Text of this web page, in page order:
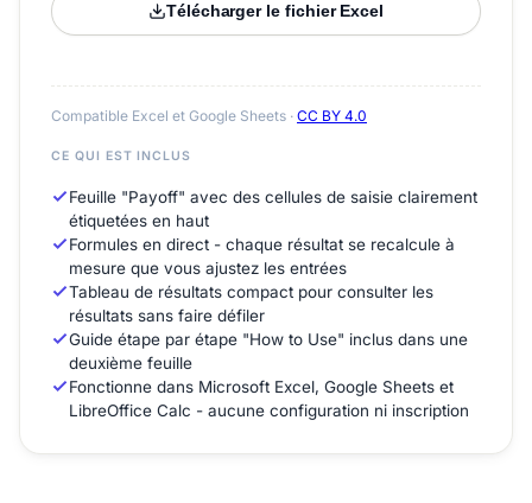
Télécharger le fichier Excel
Compatible Excel et Google Sheets · CC BY 4.0
CE QUI EST INCLUS
Feuille "Payoff" avec des cellules de saisie clairement
étiquetées en haut
Formules en direct - chaque résultat se recalcule à
mesure que vous ajustez les entrées
Tableau de résultats compact pour consulter les
résultats sans faire défiler
Guide étape par étape "How to Use" inclus dans une
deuxième feuille
Fonctionne dans Microsoft Excel, Google Sheets et
LibreOffice Calc - aucune configuration ni inscription